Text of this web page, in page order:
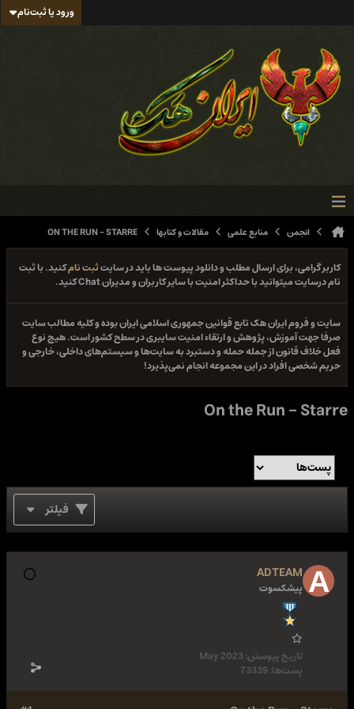
ورود یا ثبت‌نام
انجمن منابع علمی مقالات و کتابها ON THE RUN - STARRE
کاربر گرامی، برای ارسال مطلب و دانلود پیوست ها باید در سایتثبت نامکنید. با ثبت
نام درسایت میتوانید با حداکثر امنیت با سایر کاربران و مدیران Chat کنید.
سایت و فروم ایران هک تابع قوانین جمهوری اسلامی ایران بوده و کلیه مطالب سایت
صرفا جهت آموزش، پژوهش و ارتقاء امنیت سایبری در سطح کشور است. هیچ نوع
فعل خلاف قانون از جمله حمله و دستبرد به سایت‌ها و سیستم‌های داخلی، خارجی و
حریم شخصی افراد در این مجموعه انجام نمی‌پذیرد!
On the Run - Starre
فیلتر
ADTEAM
پیشکسوت
تاریخ پیوستن:May 2023
پست‌ها:73339